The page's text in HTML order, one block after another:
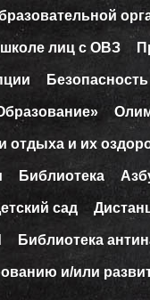
лиц с ОВЗ
Безопасность
отдыха и их
Библиотека
сад
Библиотека
и/или